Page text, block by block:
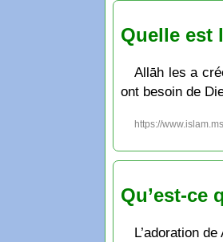
Quelle est
Allāh les a
ont besoin de
https://
Qu’est-ce
L’adoration